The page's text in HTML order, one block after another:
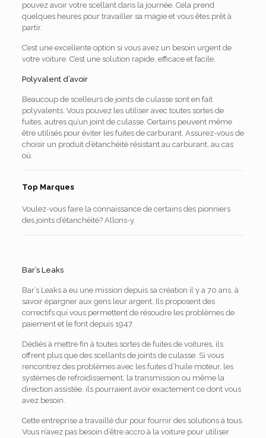
pouvez avoir votre scellant dans la journée. Cela prend
quelques heures pour travailler sa magie et vous êtes prêt à
partir.
C’est une excellente option si vous avez un besoin urgent de
votre voiture. C’est une solution rapide, efficace et facile.
Polyvalent d’avoir
Beaucoup de scelleurs de joints de culasse sont en fait
polyvalents. Vous pouvez les utiliser avec toutes sortes de
fuites, autres qu’un joint de culasse. Certains peuvent même
être utilisés pour éviter les fuites de carburant. Assurez-vous de
choisir un produit d’étanchéité résistant au carburant, au cas
où.
Top Marques
Voulez-vous faire la connaissance de certains des pionniers
des joints d’étanchéité? Allons-y.
Bar’s Leaks
Bar’s Leaks a eu une mission depuis sa création il y a 70 ans, à
savoir épargner aux gens leur argent. Ils proposent des
correctifs qui vous permettent de résoudre les problèmes de
paiement et le font depuis 1947.
Dédiés à mettre fin à toutes sortes de fuites de voitures, ils
offrent plus que des scellants de joints de culasse. Si vous
rencontrez des problèmes avec les fuites d’huile moteur, les
systèmes de refroidissement, la transmission ou même la
direction assistée, ils pourraient avoir exactement ce dont vous
avez besoin.
Cette entreprise a travaillé dur pour fournir des solutions à tous.
Vous n’avez pas besoin d’être accro à la voiture pour utiliser